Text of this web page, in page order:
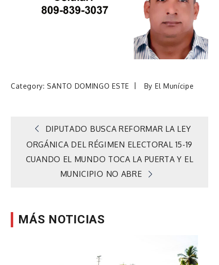
Category: SANTO DOMINGO ESTE By El Munícipe
Navegación
de
DIPUTADO BUSCA REFORMAR LA LEY
ORGÁNICA DEL RÉGIMEN ELECTORAL 15-19
CUANDO EL MUNDO TOCA LA PUERTA Y EL
MUNICIPIO NO ABRE
MÁS NOTICIAS